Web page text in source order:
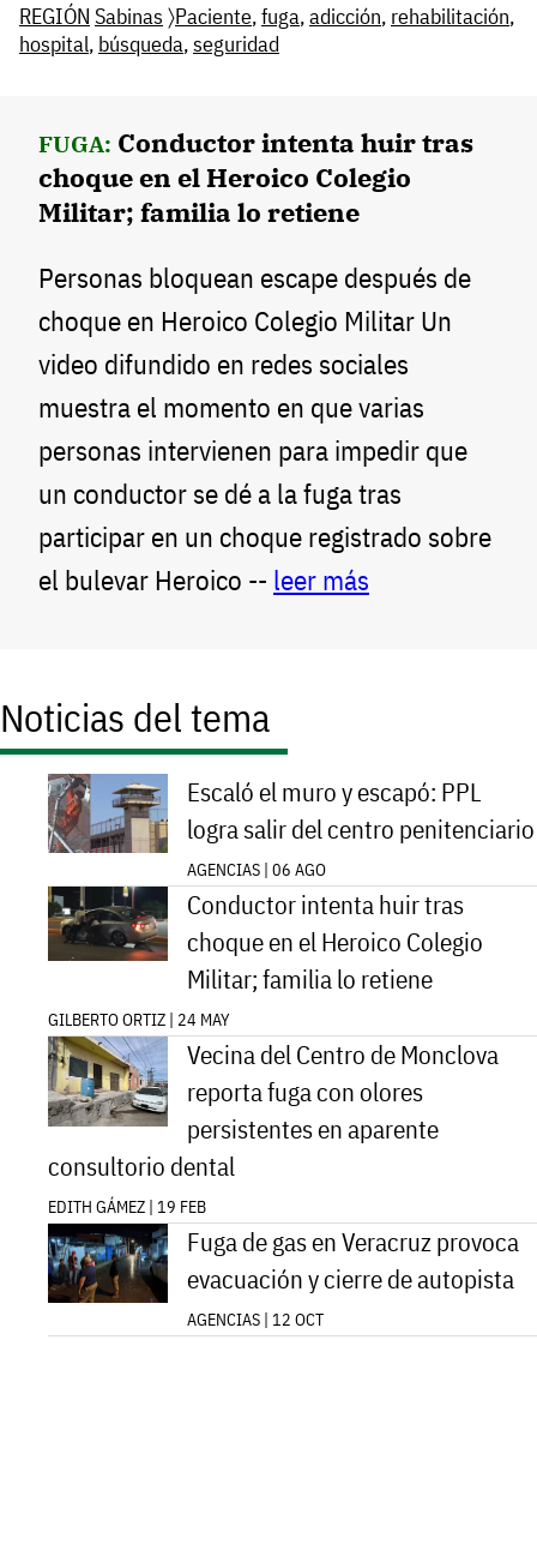
REGIÓN Sabinas 〉Paciente,fuga,adicción, rehabilitación,
hospital, búsqueda,seguridad
FUGA: Conductor intenta huir tras
choque en el Heroico Colegio
Militar; familia lo retiene
Personas bloquean escape después de
choque en Heroico Colegio Militar Un
video difundido en redes sociales
muestra el momento en que varias
personas intervienen para impedir que
un conductor se dé a la fuga tras
participar en un choque registrado sobre
el bulevar Heroico -- leer más
Noticias del tema
Escaló el muro y escapó: PPL
logra salir del centro penitenciario
AGENCIAS | 06 AGO
Conductor intenta huir tras
choque en el Heroico Colegio
Militar; familia lo retiene
GILBERTO ORTIZ | 24 MAY
Vecina del Centro de Monclova
reporta fuga con olores
persistentes en aparente
consultorio dental
EDITH GÁMEZ | 19 FEB
Fuga de gas en Veracruz provoca
evacuación y cierre de autopista
AGENCIAS | 12 OCT